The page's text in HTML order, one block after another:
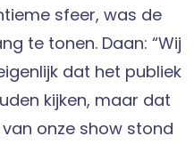
sfeer, was de
te tonen. Daan: “Wij
dat het publiek
kijken, maar dat
onze show stond